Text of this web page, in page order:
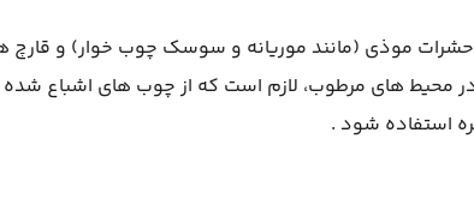
حشرات موذی (مانند موریانه و سوسک چوب خوار) و قارچ
محیط های مرطوب، لازم است که از چوب های اشباع شده